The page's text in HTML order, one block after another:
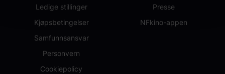
Ledige stillinger
Kjøpsbetingelser
Samfunnsansvar
Personvern
Cookiepolicy
Presse
NFkino-appen